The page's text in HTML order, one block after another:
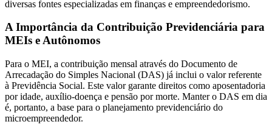
diversas fontes especializadas em finanças e empreendedorismo.
A Importância da Contribuição Previdenciária para
MEIs e Autônomos
Para o MEI, a contribuição mensal através do Documento de
Arrecadação do Simples Nacional (DAS) já inclui o valor referente
à Previdência Social. Este valor garante direitos como aposentadoria
por idade, auxílio-doença e pensão por morte. Manter o DAS em dia
é, portanto, a base para o planejamento previdenciário do
microempreendedor.